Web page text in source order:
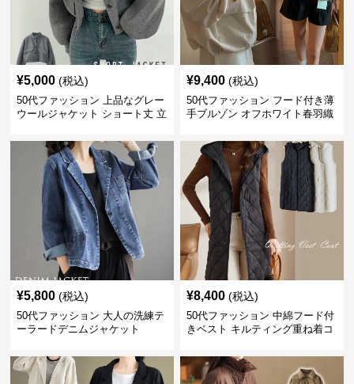
¥5,000 (税込)
50代ファッション 上品なグレー
ウールジャケット ショート丈 立
¥9,400 (税込)
50代ファッション フード付き薄
手ブルゾン オフホワイト春羽織
¥5,800 (税込)
50代ファッション 大人の洗練テ
ーラードデニムジャケット
¥8,400 (税込)
50代ファッション 中綿フード付
きベスト キルティング重ね着コ